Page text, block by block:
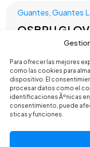
Para ofrecer las mejores
como las cookies para
dispositivo. El
procesar datos como el
identificaciones Ãºnicas
consentimiento, puede
sticas y funciones.
Guantes,Guantes
OSBRU
ZAM L BLACK
20,90€
Guantes,Guantes
OSBRU
BLACK